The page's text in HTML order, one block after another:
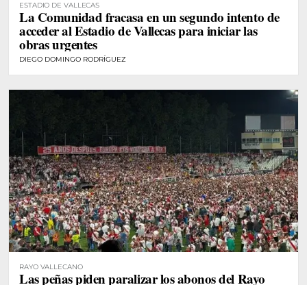
ESTADIO DE VALLECAS
La Comunidad fracasa en un segundo intento de
acceder al Estadio de Vallecas para iniciar las
obras urgentes
DIEGO DOMINGO RODRÍGUEZ
RAYO VALLECANO
Las peñas piden paralizar los abonos del Rayo